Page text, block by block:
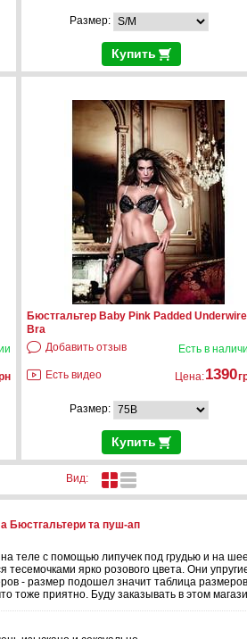
Размер:
Купить
Бюстгальтер Baby Pink Padded Underwire
Bra
Добавить отзыв
Есть в
Есть видео Цена:1390
Размер:
Купить
Вид:
Бюстгальтери та пуш-ап
теле с помощью липучек под грудью и на
ярко розового цвета. Они
- размер подошел значит таблица
тоже приятно. Буду заказывать в этом